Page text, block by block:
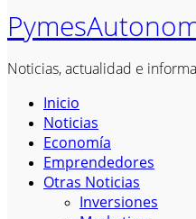
Noticias, actualidad e
Inicio
Noticias
Economía
Emprendedores
Otras Noticias
Inversiones